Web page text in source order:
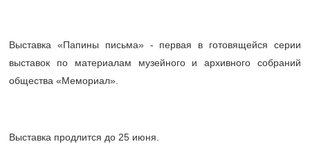
Выставка «Папины письма» - первая в готовящейся серии
выставок по материалам музейного и архивного собраний
общества «Мемориал».
Выставка продлится до 25 июня.